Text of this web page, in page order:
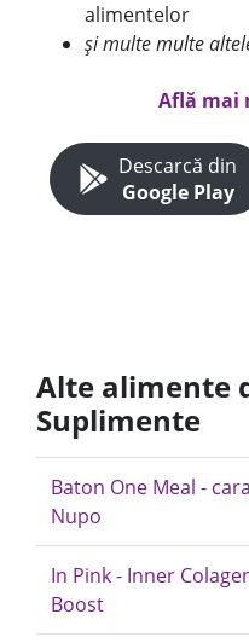
alimentelor
și multe multe
Află mai
Descarcă din
Google Play
Alte alimente
Suplimente
Baton One Meal -
Nupo
In Pink - Inner
Boost